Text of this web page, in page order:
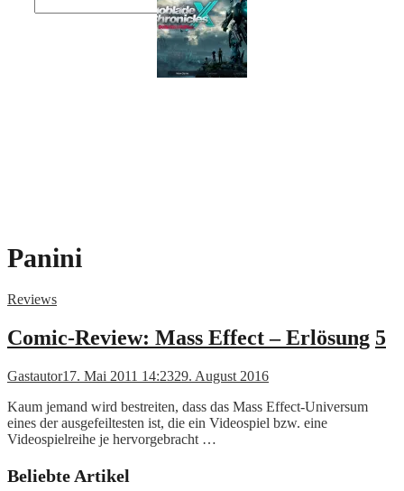
Panini
Reviews
Comic-Review: Mass Effect – Erlösung 5
Gastautor17. Mai 2011 14:2329. August 2016
Kaum jemand wird bestreiten, dass das Mass Effect-Universum
eines der ausgefeiltesten ist, die ein Videospiel bzw. eine
Videospielreihe je hervorgebracht …
Beliebte Artikel